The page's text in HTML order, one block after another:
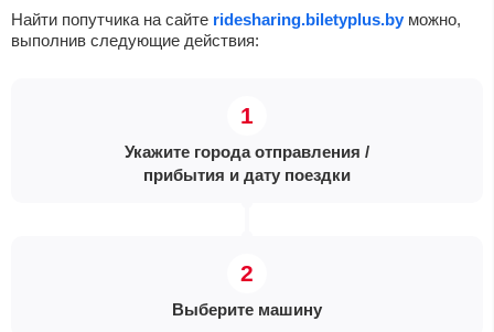
Найти попутчика на сайте ridesharing.biletyplus.by можно,
выполнив следующие действия:
Укажите города отправления /
прибытия и дату поездки
Выберите машину